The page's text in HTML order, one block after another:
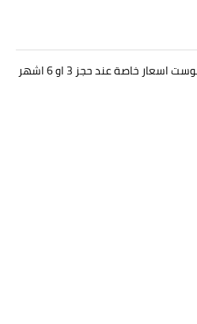
لحجز الاعلانات البنرات والجيست بوست اسعار خاصة عند حجز 3 او 6 اشهر